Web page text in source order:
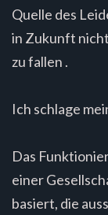
Quelle des
in Zukunft
zu fallen .
Ich schlage
Das
einer
basiert, die